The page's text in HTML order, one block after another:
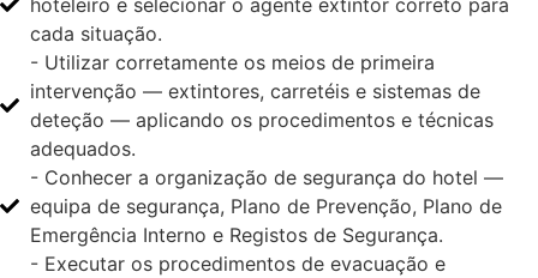
hoteleiro e selecionar o agente extintor correto para
cada situação.
- Utilizar corretamente os meios de primeira
intervenção — extintores, carretéis e sistemas de
deteção — aplicando os procedimentos e técnicas
adequados.
- Conhecer a organização de segurança do hotel —
equipa de segurança, Plano de Prevenção, Plano de
Emergência Interno e Registos de Segurança.
- Executar os procedimentos de evacuação e